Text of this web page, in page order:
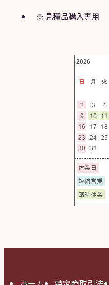
※ 見積品購入専用